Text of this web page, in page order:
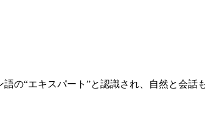
の“エキスパート”と認識され、自然と会話